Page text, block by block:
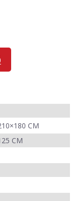
CM
CM